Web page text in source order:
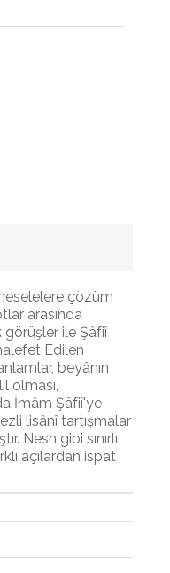
çözüm
arasında
görüşler ile Şâfiî
Edilen
beyânın
olması,
İmâm Şâfiî'ye
lisânî tartışmalar
Nesh gibi sınırlı
açılardan ispat